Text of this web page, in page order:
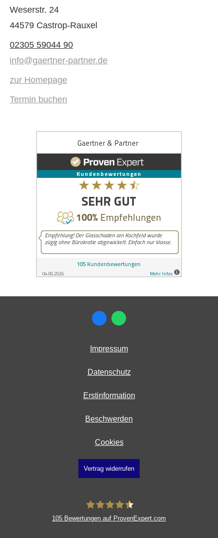
Weserstr. 24
44579 Castrop-Rauxel
02305 59044 90
info@gaertner-partner.de
zur Homepage
Termin buchen
Impressum
Datenschutz
Erstinformation
Beschwerden
Cookies
Vertrag widerrufen
105 Bewertungen auf ProvenExpert.com